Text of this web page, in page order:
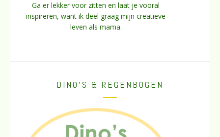
Ga er lekker voor zitten en laat je vooral
inspireren, want ik deel graag mijn creatieve
leven als mama.
DINO’S & REGENBOGEN